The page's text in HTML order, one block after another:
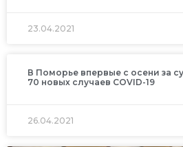
23.04.2021
В Поморье впервые с осени за
70 новых случаев COVID-19
26.04.2021